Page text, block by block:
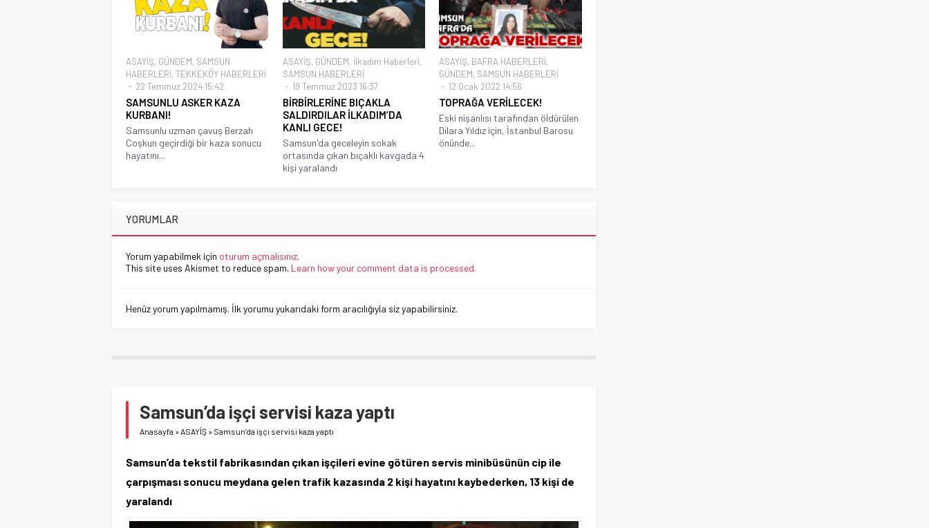
ASAYİŞ, GÜNDEM, SAMSUN
HABERLERİ, TEKKEKÖY HABERLERİ
22 Temmuz 2024 15:42
SAMSUNLU ASKER KAZA
KURBANI!
Samsunlu uzman çavuş Berzah
Coşkun geçirdiği bir kaza sonucu
hayatını...
ASAYİŞ, GÜNDEM, İlkadım Haberleri,
SAMSUN HABERLERİ
19 Temmuz 2023 16:37
BİRBİRLERİNE BIÇAKLA
SALDIRDILAR İLKADIM’DA
KANLI GECE!
Samsun'da geceleyin sokak
ortasında çıkan bıçaklı kavgada 4
kişi yaralandı
ASAYİŞ, BAFRA HABERLERİ,
GÜNDEM, SAMSUN HABERLERİ
12 Ocak 2022 14:56
TOPRAĞA VERİLECEK!
Eski nişanlısı tarafından öldürülen
Dilara Yıldız için, İstanbul Barosu
önünde...
YORUMLAR
Yorum yapabilmek için oturum açmalısınız.
This site uses Akismet to reduce spam. Learn how your comment data is processed.
Henüz yorum yapılmamış. İlk yorumu yukarıdaki form aracılığıyla siz yapabilirsiniz.
Samsun’da işçi servisi kaza yaptı
Anasayfa »ASAYİŞ » Samsun’da işçi servisi kaza yaptı
Samsun’da tekstil fabrikasından çıkan işçileri evine götüren servis minibüsünün cip ile
çarpışması sonucu meydana gelen trafik kazasında 2 kişi hayatını kaybederken, 13 kişi de
yaralandı